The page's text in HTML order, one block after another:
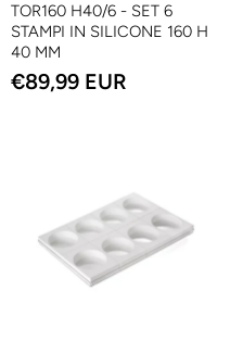
TOR160 H40/6 - SET 6
STAMPI IN SILICONE 160 H
40 MM
€89,99 EUR